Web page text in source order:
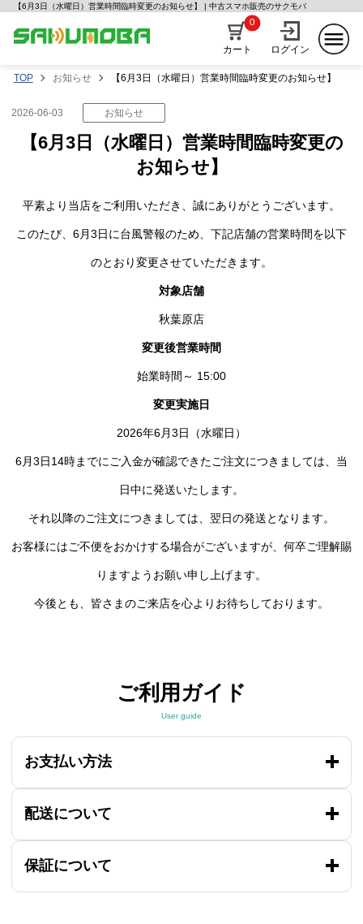
【6月3日（水曜日）営業時間臨時変更のお知らせ】 | 中古スマホ販売のサクモバ
カート
0
ログイン
TOP お知らせ 【6月3日（水曜日）営業時間臨時変更のお知らせ】
2026-06-03 お知らせ
【6月3日（水曜日）営業時間臨時変更の
お知らせ】
平素より当店をご利用いただき、誠にありがとうございます。
このたび、6月3日に台風警報のため、下記店舗の営業時間を以下
のとおり変更させていただきます。
対象店舗
秋葉原店
変更後営業時間
始業時間～ 15:00
変更実施日
2026年6月3日（水曜日）
6月3日14時までにご入金が確認できたご注文につきましては、当
日中に発送いたします。
それ以降のご注文につきましては、翌日の発送となります。
お客様にはご不便をおかけする場合がございますが、何卒ご理解賜
りますようお願い申し上げます。
今後とも、皆さまのご来店を心よりお待ちしております。
ご利用ガイド
User guide
お支払い方法
配送について
保証について